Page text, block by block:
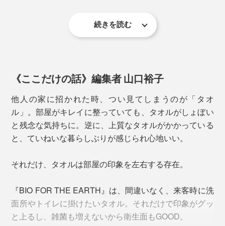
なまま」ということ。
もちろん汚れは残るので、使用都度の洗濯をおすすめし
ますが、1日に何度も手を拭いたり、汗をぬぐうための
「ハンドタオル」には最適。速乾性も高く、安心して使
山田さんのネーミングセンスも抜群です。
ブランドタグは、コンセプトや素材説明、洗濯絵表示を
デザインの一部に昇華。目にする度に「モノを大切に使
うこと」「環境に配慮すること」に思いを馳せることの
のタオルたちの「いいとこ取り」と「もっとこうだった
らいいのに」を叶えるべく、議論と試作を重ねて、イメ
ージを共有。
続きを読む
《ここだけの話》編集者 山口裕子
他人の家に招かれた時、つい見てしまうのが「タオ
ル」。部屋がキレイに整っていても、タオルがしょぼい
と残念な気持ちに。逆に、上質なタオルがかかっている
と、ていねいな暮らしぶりが感じられ心地いい。
それだけ、タオルは部屋の印象を左右する存在。
『BIO FOR THE EARTH』は、間違いなく、来客時に洗
面所やトイレに掛けたいタオル。それだけで印象がグッ
と上るし、雑菌も増えないから衛生面もGOOD。